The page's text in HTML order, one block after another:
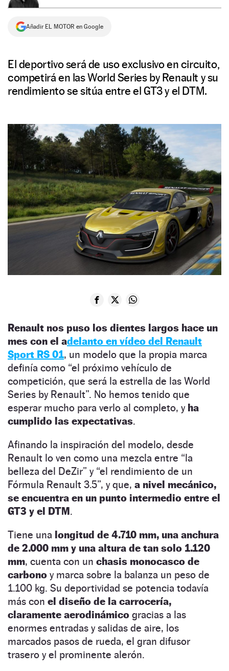
Añadir EL MOTOR en Google
El deportivo será de uso exclusivo en circuito,
competirá en las World Series by Renault y su
rendimiento se sitúa entre el GT3 y el DTM.
Renault nos puso los dientes largos hace un
mes con el adelanto en vídeo del Renault
Sport RS 01, un modelo que la propia marca
definía como “el próximo vehículo de
competición, que será la estrella de las World
Series by Renault”. No hemos tenido que
esperar mucho para verlo al completo, y ha
cumplido las expectativas.
Afinando la inspiración del modelo, desde
Renault lo ven como una mezcla entre “la
belleza del DeZir” y “el rendimiento de un
Fórmula Renault 3.5”, y que, a nivel mecánico,
se encuentra en un punto intermedio entre el
GT3 y el DTM.
Tiene una longitud de 4.710 mm, una anchura
de 2.000 mm y una altura de tan solo 1.120
mm, cuenta con un chasis monocasco de
carbono y marca sobre la balanza un peso de
1.100 kg. Su deportividad se potencia todavía
más con el diseño de la carrocería,
claramente aerodinámico gracias a las
enormes entradas y salidas de aire, los
marcados pasos de rueda, el gran difusor
trasero y el prominente alerón.